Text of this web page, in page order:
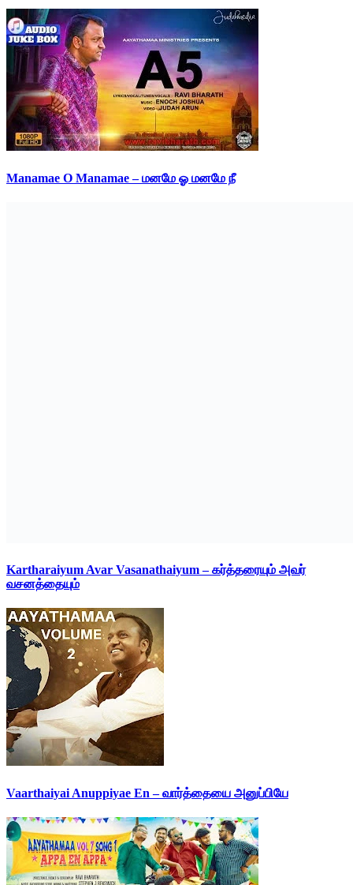
Manamae O Manamae – மனமே ஓ மனமே நீ
Kartharaiyum Avar Vasanathaiyum – கர்த்தரையும் அவர்
வசனத்தையும்
Vaarthaiyai Anuppiyae En – வார்த்தையை அனுப்பியே